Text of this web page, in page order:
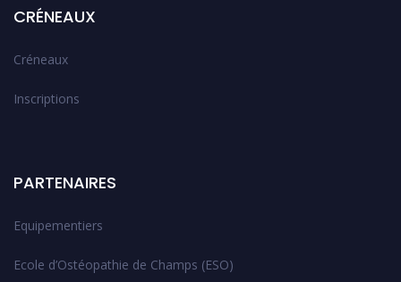
CRÉNEAUX
Créneaux
Inscriptions
PARTENAIRES
Equipementiers
Ecole d’Ostéopathie de Champs (ESO)